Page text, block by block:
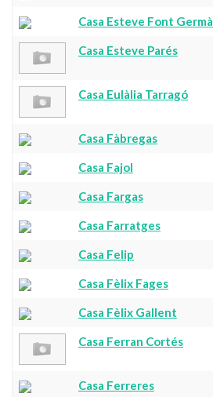
Casa Esteve Font Germà
Casa Esteve Parés
Casa Eulàlia Tarragó
Casa Fàbregas
Casa Fajol
Casa Fargas
Casa Farratges
Casa Felip
Casa Fèlix Fages
Casa Fèlix Gallent
Casa Ferran Cortés
Casa Ferreres